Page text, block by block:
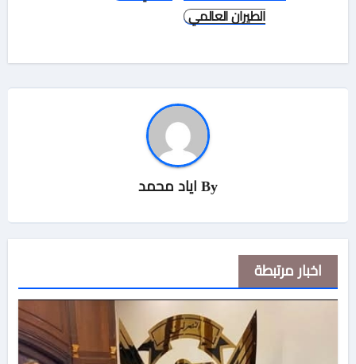
الطيران العالمي
By اياد محمد
اخبار مرتبطة